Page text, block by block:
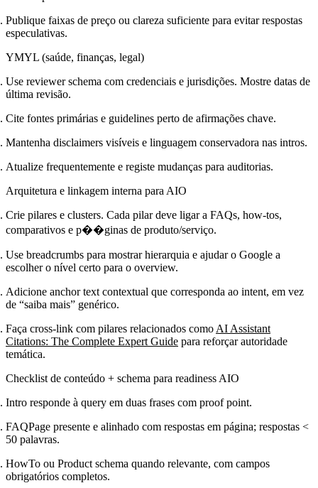
Publique faixas de preço ou clareza suficiente para evitar respostas
especulativas.
YMYL (saúde, finanças, legal)
Use reviewer schema com credenciais e jurisdições. Mostre datas de
última revisão.
Cite fontes primárias e guidelines perto de afirmações chave.
Mantenha disclaimers visíveis e linguagem conservadora nas intros.
Atualize frequentemente e registe mudanças para auditorias.
Arquitetura e linkagem interna para AIO
Crie pilares e clusters. Cada pilar deve ligar a FAQs, how-tos,
comparativos e p��ginas de produto/serviço.
Use breadcrumbs para mostrar hierarquia e ajudar o Google a
escolher o nível certo para o overview.
Adicione anchor text contextual que corresponda ao intent, em vez
de “saiba mais” genérico.
Faça cross-link com pilares relacionados como AI Assistant
Citations: The Complete Expert Guide para reforçar autoridade
temática.
Checklist de conteúdo + schema para readiness AIO
Intro responde à query em duas frases com proof point.
FAQPage presente e alinhado com respostas em página; respostas <
50 palavras.
HowTo ou Product schema quando relevante, com campos
obrigatórios completos.